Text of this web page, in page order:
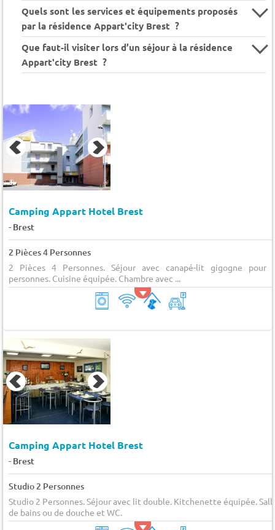
Quels sont les services et équipements proposés
par la résidence Appart'city Brest ?
Que faut-il visiter lors d’un séjour à la résidence
Appart'city Brest ?
Camping Appart Hotel Brest
- Brest
2 Pièces 4 Personnes
2 Pièces 4 Personnes. Séjour avec canapé-lit gigogne pour
personnes. Cuisine équipée. Chambre avec ...
Camping Appart Hotel Brest
- Brest
Studio 2 Personnes
Studio 2 Personnes. Séjour avec lit double. Kitchenette équipée.
de bains ou de douche et WC.